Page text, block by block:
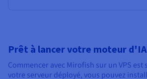
Prêt à lancer votre moteur d'IA
Commencer avec Mirofish sur un VPS est
votre serveur déployé, vous pouvez